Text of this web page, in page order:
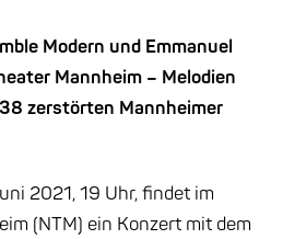
Modern und Emmanuel
Mannheim – Melodien
zerstörten Mannheimer
2021, 19 Uhr, findet im
(NTM) ein Konzert mit dem